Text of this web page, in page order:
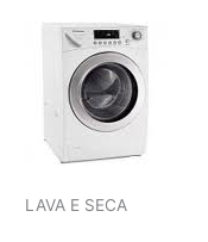
LAVA E SECA